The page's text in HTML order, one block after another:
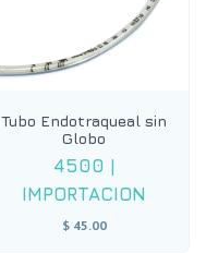
Tubo Endotraqueal sin
Globo
4500 |
IMPORTACION
$ 45.00